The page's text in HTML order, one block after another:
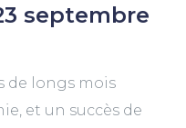
septembre
de longs mois
et un succès de